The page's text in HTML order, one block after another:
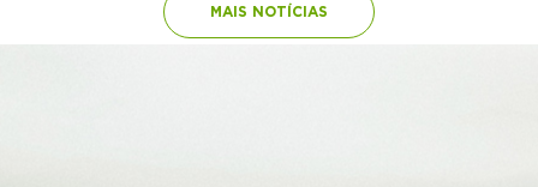
MAIS NOTÍCIAS